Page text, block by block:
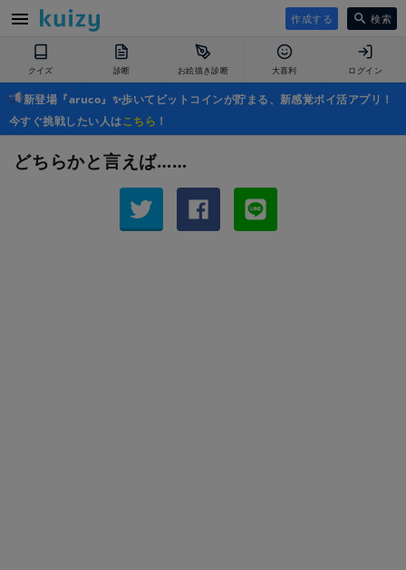
作成する 検索
クイズ 診断 お絵描き診断 大喜利 ログイン
新登場『aruco』✨歩いてビットコインが貯まる、新感覚ポイ活アプリ！
今すぐ挑戦したい人はこちら ！
どちらかと言えば……